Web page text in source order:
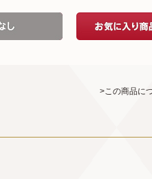
>この商品に